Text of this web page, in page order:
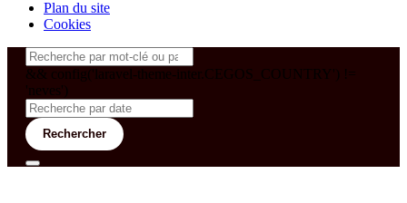
Plan du site
Cookies
&& config('laravel-theme-inter.CEGOS_COUNTRY') !=
'neves')
Rechercher